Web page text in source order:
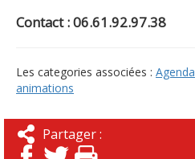
Contact : 06.61.92.97.38
Les categories associées : Agenda
animations
Partager :